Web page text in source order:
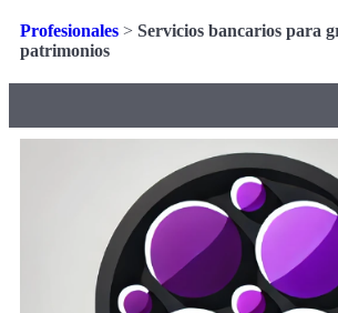
Profesionales > Servicios bancarios para
patrimonios